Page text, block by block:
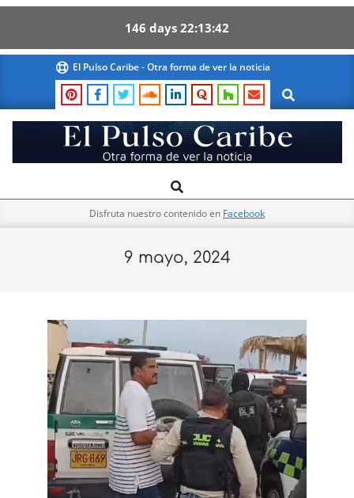
146 days 22 13 41
content
El Pulso Caribe - Otra forma de ver la noticia
Search
El
Pulso
Navigation
Search
Disfruta nuestro contenido en Facebook
9 mayo, 2024